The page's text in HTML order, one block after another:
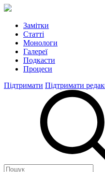
Замітки
Статті
Монологи
Галереї
Подкасти
Процеси
Підтримати Підтримати